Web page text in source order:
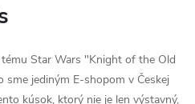
Star Wars "Knight of the Old
sme jediným E-shopom v Českej
kúsok, ktorý nie je len výstavný,